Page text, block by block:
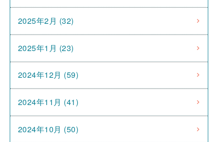
2025年2月 (32)
2025年1月 (23)
2024年12月 (59)
2024年11月 (41)
2024年10月 (50)